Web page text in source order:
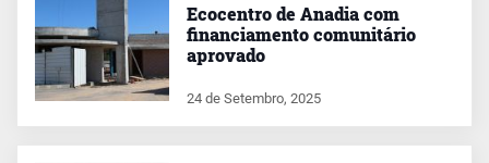
Ecocentro de Anadia com
financiamento comunitário
aprovado
24 de Setembro, 2025